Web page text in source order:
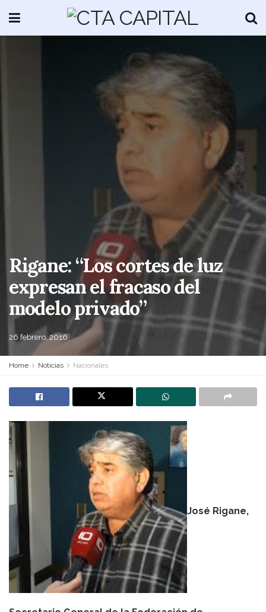
Rigane: “Los cortes de luz
expresan el fracaso del
modelo privado”
26 febrero, 2016
Home Noticias Nacionales
José Rigane,